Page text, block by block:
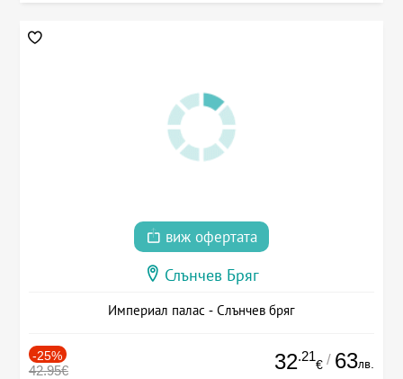
виж офертата
Слънчев Бряг
Империал палас - Слънчев бряг
-25%
42.95€ 32.21
€ / 63лв.